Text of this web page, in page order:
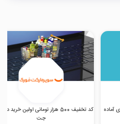
کد تخفیف 500 هزار تومانی اولین خرید
جت